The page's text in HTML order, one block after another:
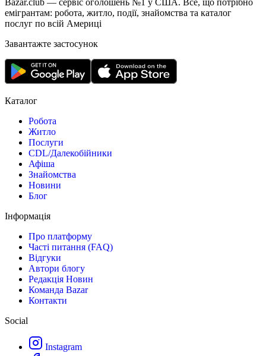
емігрантам: робота, житло, події, знайомства та каталог
послуг по всій Америці
Завантажте застосунок
Каталог
Робота
Житло
Послуги
CDL/Далекобійники
Афіша
Знайомства
Новини
Блог
Інформація
Про платформу
Часті питання (FAQ)
Відгуки
Автори блогу
Редакція Новин
Команда Bazar
Контакти
Social
Instagram